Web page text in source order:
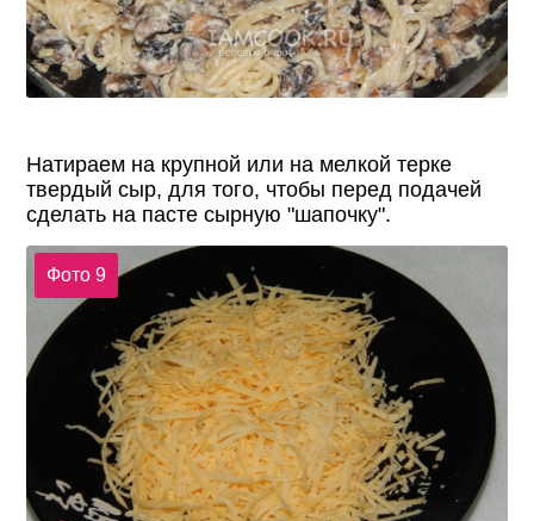
Натираем на крупной или на мелкой терке
твердый сыр, для того, чтобы перед подачей
сделать на пасте сырную "шапочку".
Фото 9